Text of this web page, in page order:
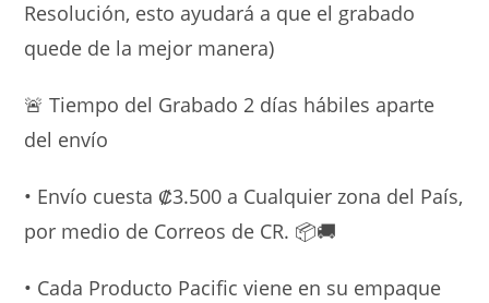
Resolución, esto ayudará a que el grabado
quede de la mejor manera)
🚨 Tiempo del Grabado 2 días hábiles aparte
del envío
• Envío cuesta ₡3.500 a Cualquier zona del País,
por medio de Correos de CR. 📦🚚
• Cada Producto Pacific viene en su empaque